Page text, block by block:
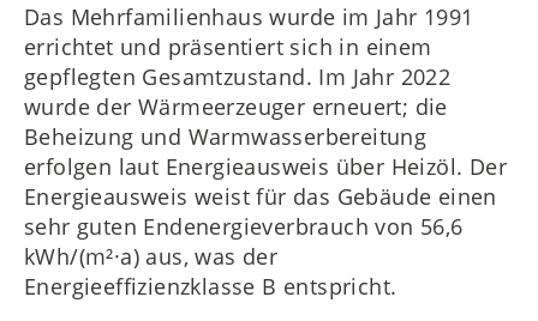
Das Mehrfamilienhaus wurde im Jahr 1991
errichtet und präsentiert sich in einem
gepflegten Gesamtzustand. Im Jahr 2022
wurde der Wärmeerzeuger erneuert; die
Beheizung und Warmwasserbereitung
erfolgen laut Energieausweis über Heizöl. Der
Energieausweis weist für das Gebäude einen
sehr guten Endenergieverbrauch von 56,6
kWh/(m²·a) aus, was der
Energieeffizienzklasse B entspricht.